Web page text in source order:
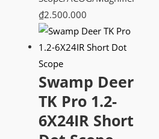
₫2.500.000
Swamp Deer
TK Pro 1.2-
6X24IR Short